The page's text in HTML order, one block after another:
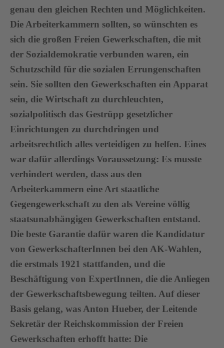
genau den gleichen Rechten und Möglichkeiten.
Die Arbeiterkammern sollten, so wünschten es
sich die großen Freien Gewerkschaften, die mit
der Sozialdemokratie verbunden waren, ein
Schutzschild für die sozialen Errungenschaften
sein. Sie sollten den Gewerkschaften ein Apparat
sein, die Wirtschaft zu durchleuchten,
sozialpolitisch das Gestrüpp gesetzlicher
Einrichtungen zu durchdringen und
arbeitsrechtlich alles verteidigen zu helfen. Eines
war dafür allerdings Voraussetzung: Es musste
verhindert werden, dass aus den
Arbeiterkammern eine Art staatliche
Gegengewerkschaft zu den als Vereine völlig
staatsunabhängigen Gewerkschaften entstand.
Die beste Garantie dafür waren die Kandidatur
von GewerkschafterInnen bei den AK-Wahlen,
die erstmals 1921 stattfanden, und die
Beschäftigung von ExpertInnen, die die Anliegen
der Gewerkschaftsbewegung teilten. Auf dieser
Basis gelang, was Anton Hueber, der Leitende
Sekretär der Reichskommission der Freien
Gewerkschaften erhofft hatte: Die